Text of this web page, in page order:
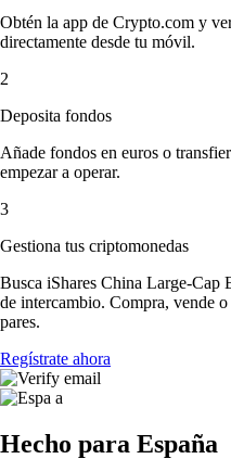
Obtén la app de Crypto.com y
directamente desde tu móvil.
2
Deposita fondos
Añade fondos en euros o
empezar a operar.
3
Gestiona tus criptomonedas
Busca iShares China Large-Cap
de intercambio. Compra, vende
pares.
Regístrate ahora
Hecho para España